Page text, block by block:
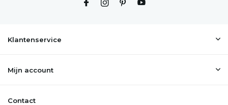
Klantenservice
Mijn account
Contact